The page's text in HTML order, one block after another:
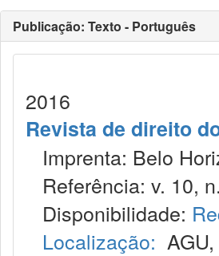
Publicação: Texto - Português
2016
Revista de direito
Imprenta: Belo
Referência: v. 10,
Disponibilidade:
Localização: AGU,